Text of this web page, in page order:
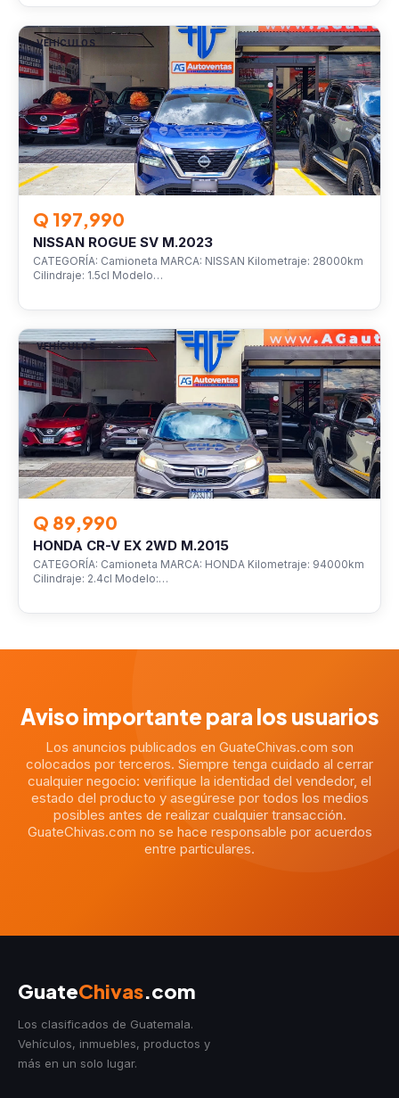
VEHÍCULOS
Q 197,990
NISSAN ROGUE SV M.2023
CATEGORÍA: Camioneta MARCA: NISSAN Kilometraje: 28000km
Cilindraje: 1.5cl Modelo…
VEHÍCULOS
Q 89,990
HONDA CR-V EX 2WD M.2015
CATEGORÍA: Camioneta MARCA: HONDA Kilometraje: 94000km
Cilindraje: 2.4cl Modelo:…
Aviso importante para los usuarios
Los anuncios publicados en GuateChivas.com son
colocados por terceros. Siempre tenga cuidado al cerrar
cualquier negocio: verifique la identidad del vendedor, el
estado del producto y asegúrese por todos los medios
posibles antes de realizar cualquier transacción.
GuateChivas.com no se hace responsable por acuerdos
entre particulares.
GuateChivas.com
Los clasificados de Guatemala.
Vehículos, inmuebles, productos y
más en un solo lugar.